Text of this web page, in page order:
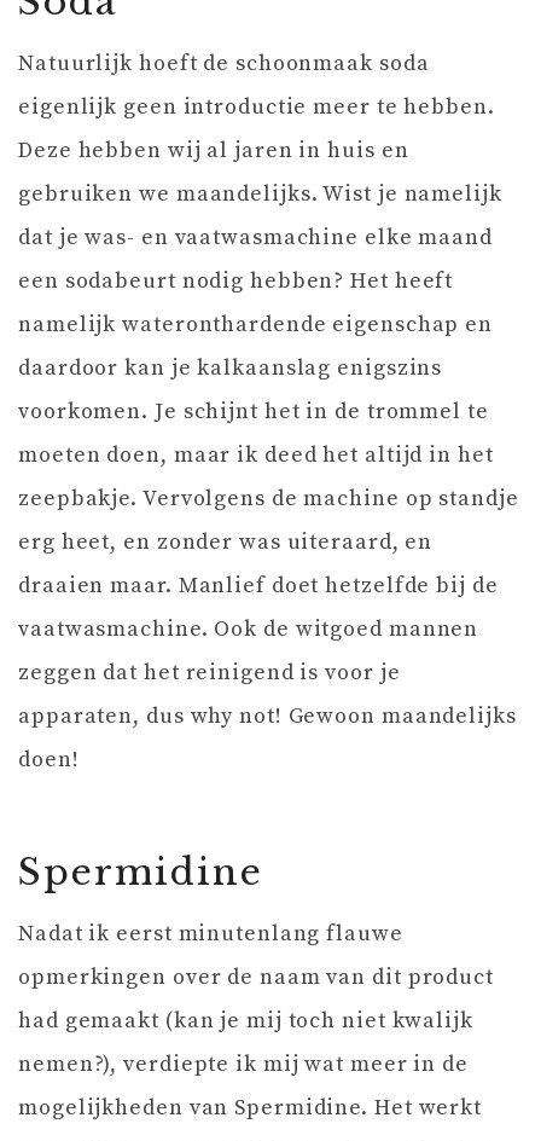
Natuurlijk hoeft de schoonmaak soda
eigenlijk geen introductie meer te hebben.
Deze hebben wij al jaren in huis en
gebruiken we maandelijks. Wist je namelijk
dat je was- en vaatwasmachine elke maand
een sodabeurt nodig hebben? Het heeft
namelijk wateronthardende eigenschap en
daardoor kan je kalkaanslag enigszins
voorkomen. Je schijnt het in de trommel te
moeten doen, maar ik deed het altijd in het
zeepbakje. Vervolgens de machine op standje
erg heet, en zonder was uiteraard, en
draaien maar. Manlief doet hetzelfde bij de
vaatwasmachine. Ook de witgoed mannen
zeggen dat het reinigend is voor je
apparaten, dus why not! Gewoon maandelijks
doen!
Spermidine
Nadat ik eerst minutenlang flauwe
opmerkingen over de naam van dit product
had gemaakt (kan je mij toch niet kwalijk
nemen?), verdiepte ik mij wat meer in de
mogelijkheden van Spermidine. Het werkt